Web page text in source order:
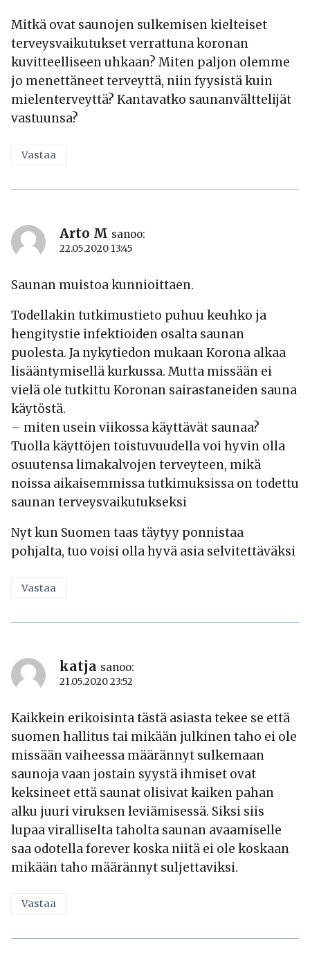
Mitkä ovat saunojen sulkemisen kielteiset
terveysvaikutukset verrattuna koronan
kuvitteelliseen uhkaan? Miten paljon olemme
jo menettäneet terveyttä, niin fyysistä kuin
mielenterveyttä? Kantavatko saunanvälttelijät
vastuunsa?
Vastaa
Arto M sanoo:
22.05.2020 13:45
Saunan muistoa kunnioittaen.
Todellakin tutkimustieto puhuu keuhko ja
hengitystie infektioiden osalta saunan
puolesta. Ja nykytiedon mukaan Korona alkaa
lisääntymisellä kurkussa. Mutta missään ei
vielä ole tutkittu Koronan sairastaneiden sauna
käytöstä.
– miten usein viikossa käyttävät saunaa?
Tuolla käyttöjen toistuvuudella voi hyvin olla
osuutensa limakalvojen terveyteen, mikä
noissa aikaisemmissa tutkimuksissa on todettu
saunan terveysvaikutukseksi
Nyt kun Suomen taas täytyy ponnistaa
pohjalta, tuo voisi olla hyvä asia selvitettäväksi
Vastaa
katja sanoo:
21.05.2020 23:52
Kaikkein erikoisinta tästä asiasta tekee se että
suomen hallitus tai mikään julkinen taho ei ole
missään vaiheessa määrännyt sulkemaan
saunoja vaan jostain syystä ihmiset ovat
keksineet että saunat olisivat kaiken pahan
alku juuri viruksen leviämisessä. Siksi siis
lupaa viralliselta taholta saunan avaamiselle
saa odotella forever koska niitä ei ole koskaan
mikään taho määrännyt suljettaviksi.
Vastaa